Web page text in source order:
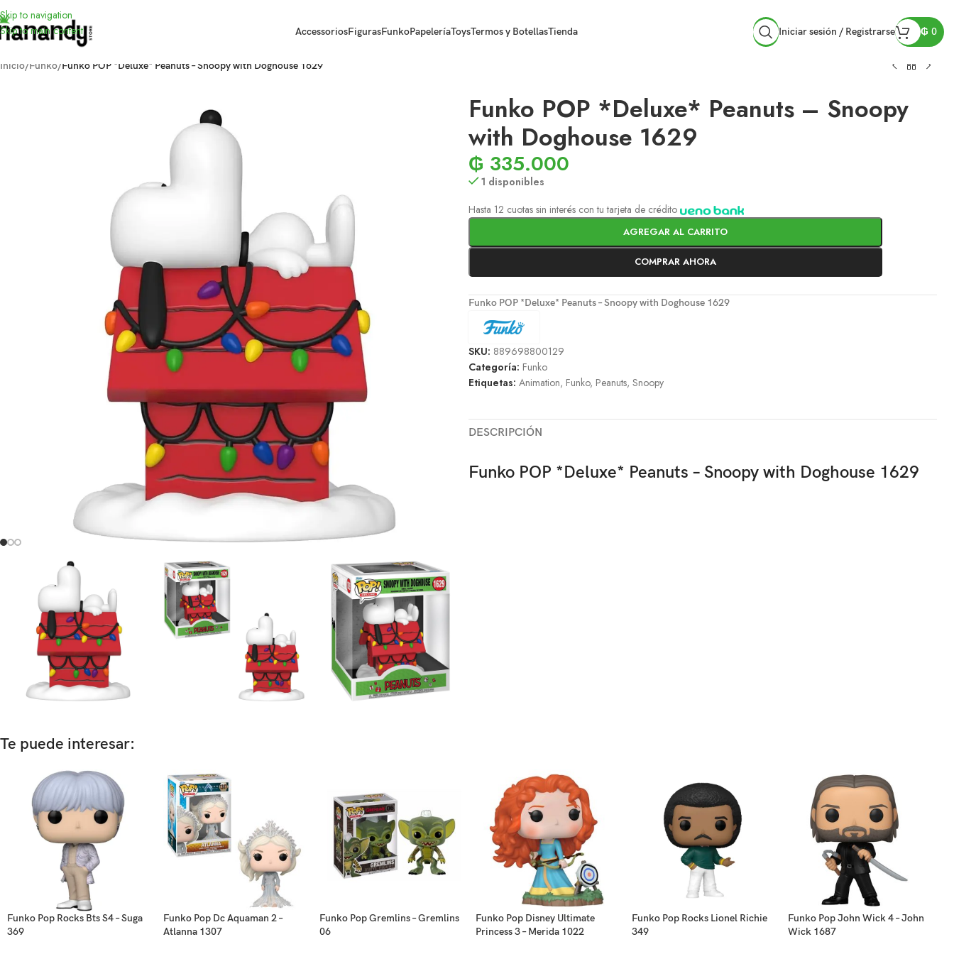
Skip to navigation
Skip to main content
AccessoriosFigurasFunkoPapeleríaToysTermos y BotellasTienda Iniciar sesión / Registrarse ₲ 0
Inicio/Funko/Funko POP *Deluxe* Peanuts – Snoopy with Doghouse 1629
Funko POP *Deluxe* Peanuts – Snoopy
with Doghouse 1629
₲ 335.000
1 disponibles
Hasta 12 cuotas sin interés con tu tarjeta de crédito
AGREGAR AL CARRITO
COMPRAR AHORA
Funko POP *Deluxe* Peanuts – Snoopy with Doghouse 1629
SKU: 889698800129
Categoría: Funko
Etiquetas: Animation, Funko, Peanuts, Snoopy
DESCRIPCIÓN
Funko POP *Deluxe* Peanuts – Snoopy with Doghouse 1629
Te puede interesar:
Funko Pop Rocks Bts S4 – Suga
369
Funko Pop Dc Aquaman 2 –
Atlanna 1307
Funko Pop Gremlins – Gremlins
06
Funko Pop Disney Ultimate
Princess 3 – Merida 1022
Funko Pop Rocks Lionel Richie
349
Funko Pop John Wick 4 – John
Wick 1687